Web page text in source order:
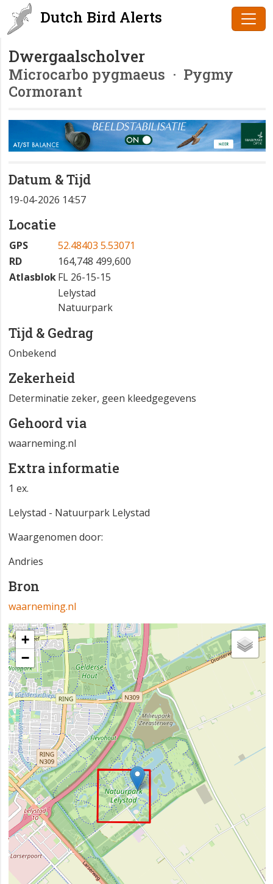
Dutch Bird Alerts
Dwergaalscholver
Microcarbo pygmaeus · Pygmy
Cormorant
Datum & Tijd
19-04-2026 14:57
Locatie
GPS
52.48403 5.53071
RD
164,748 499,600
AtlasblokFL 26-15-15
Lelystad
Natuurpark
Tijd & Gedrag
Onbekend
Zekerheid
Determinatie zeker, geen kleedgegevens
Gehoord via
waarneming.nl
Extra informatie
1 ex.
Lelystad - Natuurpark Lelystad
Waargenomen door:
Andries
Bron
waarneming.nl
+
−